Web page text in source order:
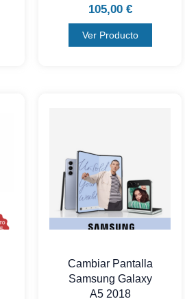
105,00 €
Ver Producto
Cambiar Pantalla
Samsung Galaxy
A5 2018